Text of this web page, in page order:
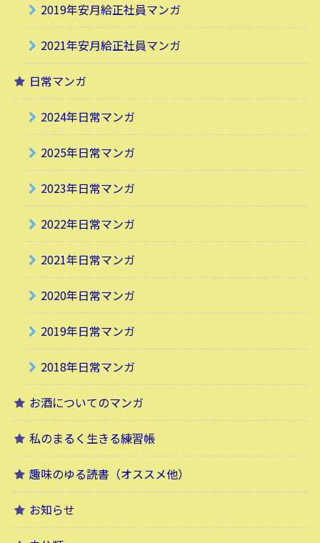
2019年安月給正社員マンガ
2021年安月給正社員マンガ
日常マンガ
2024年日常マンガ
2025年日常マンガ
2023年日常マンガ
2022年日常マンガ
2021年日常マンガ
2020年日常マンガ
2019年日常マンガ
2018年日常マンガ
お酒についてのマンガ
私のまるく生きる練習帳
趣味のゆる読書（オススメ他）
お知らせ